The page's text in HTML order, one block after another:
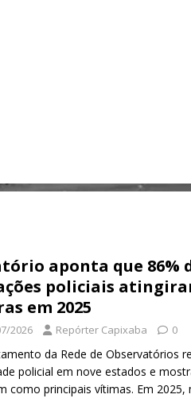
aponta que 86%
policiais
em 2025
2026 Repórter Capixaba 0
da Rede de Observatórios
policial em nove estados e
como principais vítimas. Em 2025,